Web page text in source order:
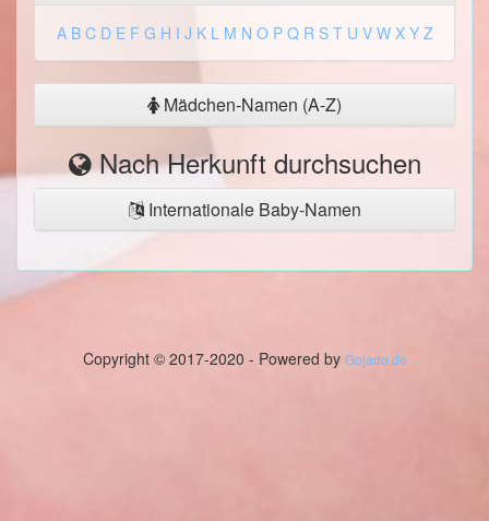
A B C D E F G H I J K L M N O P Q R S T U V W X Y Z
Mädchen-Namen (A-Z)
Nach Herkunft durchsuchen
Internationale Baby-Namen
Copyright © 2017-2020 - Powered by Gojado.de